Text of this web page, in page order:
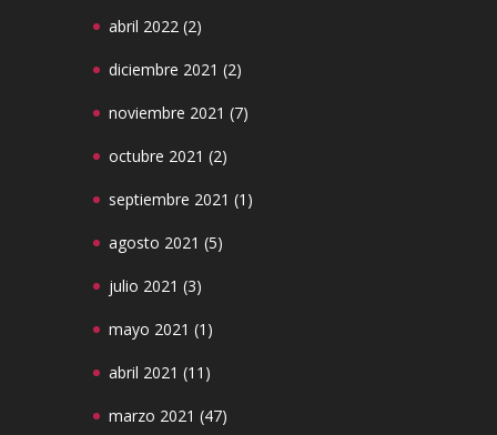
abril 2022 (2)
diciembre 2021 (2)
noviembre 2021 (7)
octubre 2021 (2)
septiembre 2021 (1)
agosto 2021 (5)
julio 2021 (3)
mayo 2021 (1)
abril 2021 (11)
marzo 2021 (47)